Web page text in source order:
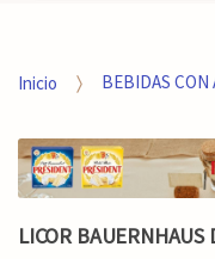
r
o
r
:
Inicio BEBIDAS CON
LICOR